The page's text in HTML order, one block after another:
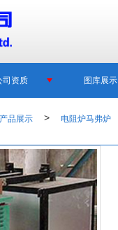
司资质 图库展示
产品展示 > 电阻炉马弗炉